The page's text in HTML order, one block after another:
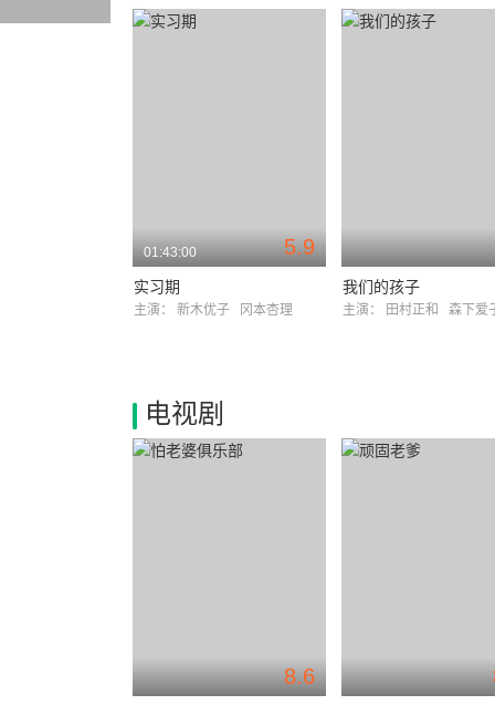
5.9
01:43:00
实习期
主演： 新木优子 冈本杏理
我们的孩子
主演： 田村正和 森下
电视剧
8.6